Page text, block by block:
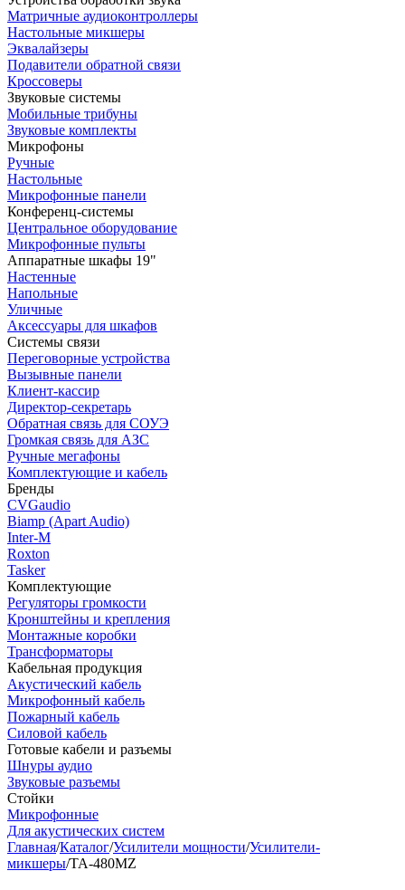
Матричные аудиоконтроллеры
Настольные микшеры
Эквалайзеры
Подавители обратной связи
Кроссоверы
Звуковые системы
Мобильные трибуны
Звуковые комплекты
Микрофоны
Ручные
Настольные
Микрофонные панели
Конференц-системы
Центральное оборудование
Микрофонные пульты
Аппаратные шкафы 19"
Настенные
Напольные
Уличные
Аксессуары для шкафов
Системы связи
Переговорные устройства
Вызывные панели
Клиент-кассир
Директор-секретарь
Обратная связь для СОУЭ
Громкая связь для АЗС
Ручные мегафоны
Комплектующие и кабель
Бренды
CVGaudio
Biamp (Apart Audio)
Inter-M
Roxton
Tasker
Комплектующие
Регуляторы громкости
Кронштейны и крепления
Монтажные коробки
Трансформаторы
Кабельная продукция
Акустический кабель
Микрофонный кабель
Пожарный кабель
Силовой кабель
Готовые кабели и разъемы
Шнуры аудио
Звуковые разъемы
Стойки
Микрофонные
Для акустических систем
Главная/Каталог/Усилители мощности/Усилители-
микшеры/TA-480MZ